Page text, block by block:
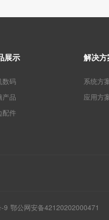
展示
数码
产品
配件
解决
系统方
应用方
9 鄂公网安备42120202000471